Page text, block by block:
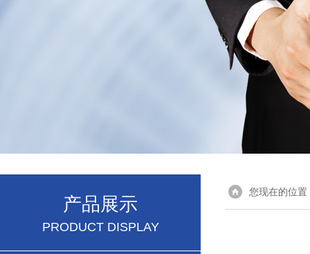
产品展示
PRODUCT DISPLAY
您现在的位置